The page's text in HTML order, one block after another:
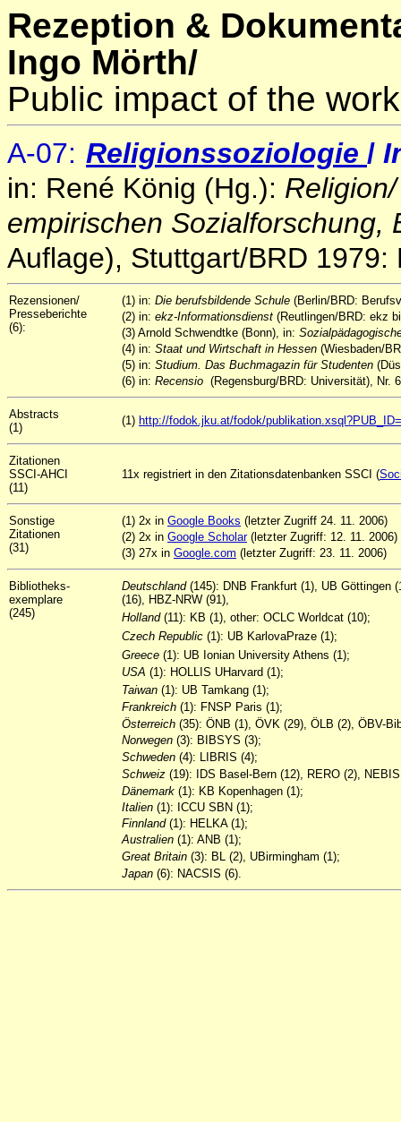
Rezeption &
Ingo Mörth/
Public impact of the
A-07: Religionssoziologie /
in: René König (Hg.):
empirischen Sozialforschung,
Auflage), Stuttgart/BRD 1979:
Rezensionen/
Presseberichte
(6):
(1) in: Die berufsbildende Schule (Berlin/BRD:
(2) in: ekz-Informationsdienst (Reutlingen/BRD: ekz
(3) Arnold Schwendtke (Bonn), in:
(4) in: Staat und Wirtschaft in Hessen (Wiesbaden/
(5) in: Studium. Das Buchmagazin für Studenten
(6) in: Recensio (Regensburg/BRD: Universität), Nr.
Abstracts
(1)
(1) http://fodok.jku.at/fodok/
Zitationen
SSCI-AHCI
(11)
11x registriert in den Zitationsdatenbanken SSCI (
Sonstige
Zitationen
(31)
(1) 2x in Google Books (letzter Zugriff 24. 11. 2006)
(2) 2x in Google Scholar(letzter Zugriff: 12. 11. 2006)
(3) 27x in Google.com (letzter Zugriff: 23. 11. 2006)
Bibliotheks-
exemplare
(245)
Deutschland (145): DNB Frankfurt (1), UB Göttingen
(16), HBZ-NRW (91),
Holland (11): KB (1), other: OCLC Worldcat (10);
Czech Republic (1): UB KarlovaPraze (1);
Greece (1): UB Ionian University Athens (1);
USA (1): HOLLIS UHarvard (1);
Taiwan (1): UB Tamkang (1);
Frankreich (1): FNSP Paris (1);
Österreich (35): ÖNB (1), ÖVK (29), ÖLB (2), ÖBV-
Norwegen (3): BIBSYS (3);
Schweden (4): LIBRIS (4);
Schweiz (19): IDS Basel-Bern (12), RERO (2),
Dänemark (1): KB Kopenhagen (1);
Italien (1): ICCU SBN (1);
Finnland (1): HELKA (1);
Australien (1): ANB (1);
Great Britain (3): BL (2), UBirmingham (1);
Japan (6): NACSIS (6).